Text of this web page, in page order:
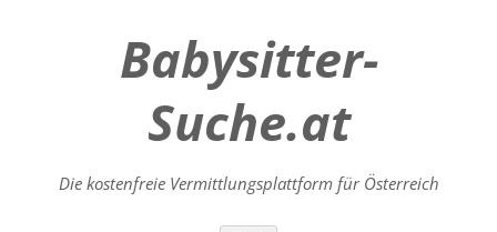
Babysitter-
Suche.at
Die kostenfreie Vermittlungsplattform für Österreich